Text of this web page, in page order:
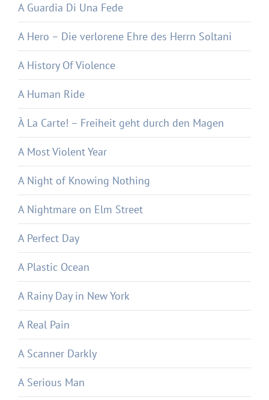
A Guardia Di Una Fede
A Hero – Die verlorene Ehre des Herrn Soltani
A History Of Violence
A Human Ride
À La Carte! – Freiheit geht durch den Magen
A Most Violent Year
A Night of Knowing Nothing
A Nightmare on Elm Street
A Perfect Day
A Plastic Ocean
A Rainy Day in New York
A Real Pain
A Scanner Darkly
A Serious Man